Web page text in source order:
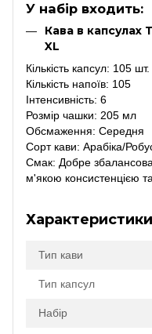
У набір входить:
Кава в капсулах
XL
Кількість капсул: 105 шт.
Кількість напоїв: 105
Інтенсивність: 6
Розмір чашки: 205 мл
Обсмаження: Середня
Сорт кави: Арабіка/
Смак: Добре
м'якою консистенцією
Характеристики
Тип кави
Тип капсул
Набір